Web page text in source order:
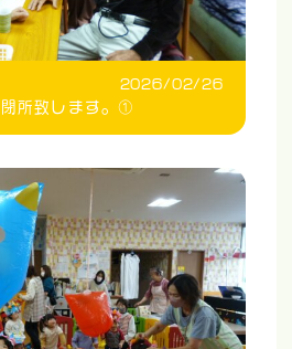
2026/02/26
所致します。①